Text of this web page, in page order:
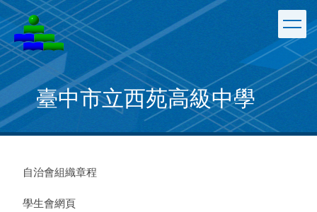
跳
到
主
要
內
容
區
臺中市立西苑高級中學
自治會組織章程
學生會網頁